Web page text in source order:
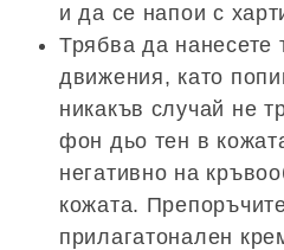
и да се напои с
Трябва да нанесете
движения, като
никакъв случай не
фон дьо тен в
негативно на
кожата.
прилагатонален